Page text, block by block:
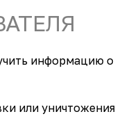
информацию о
или уничтожения